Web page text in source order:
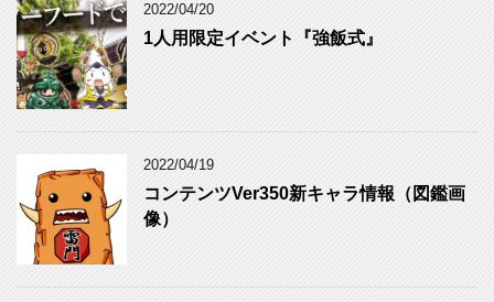
リ
ー
2022/04/20
1人用限定イベント『強飯式』
2022/04/19
コンテンツVer350新キャラ情報（図鑑画
像）